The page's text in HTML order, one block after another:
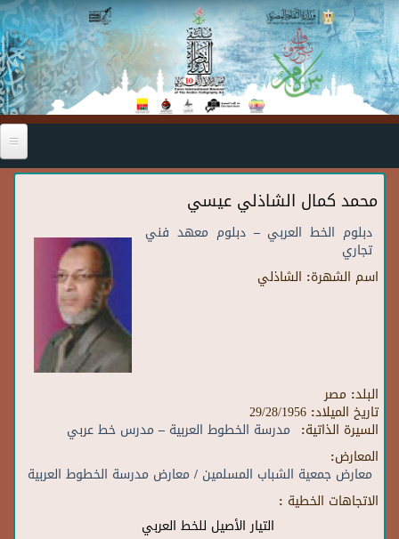
Skip to main content
محمد كمال الشاذلي عيسي
دبلوم الخط العربي – دبلوم معهد فني
تجاري
اسم الشهرة: الشاذلي
البلد: مصر
تاريخ الميلاد: 29/28/1956
السيرة الذاتية: مدرسة الخطوط العربية – مدرس خط عربي
المعارض:
معارض جمعية الشباب المسلمين / معارض مدرسة الخطوط العربية
الاتجاهات الخطية :
التيار الأصيل للخط العربي